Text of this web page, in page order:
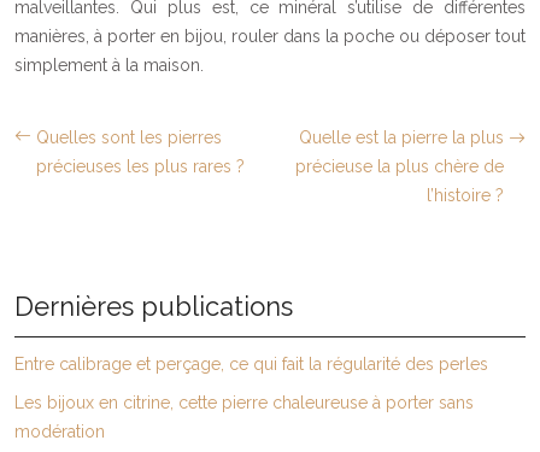
malveillantes. Qui plus est, ce minéral s’utilise de différentes
manières, à porter en bijou, rouler dans la poche ou déposer tout
simplement à la maison.
Quelles sont les pierres
précieuses les plus rares ?
Quelle est la pierre la plus
précieuse la plus chère de
l’histoire ?
Dernières publications
Entre calibrage et perçage, ce qui fait la régularité des perles
Les bijoux en citrine, cette pierre chaleureuse à porter sans
modération